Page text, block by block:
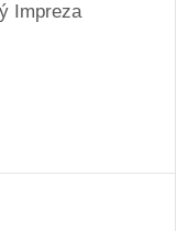
Impreza